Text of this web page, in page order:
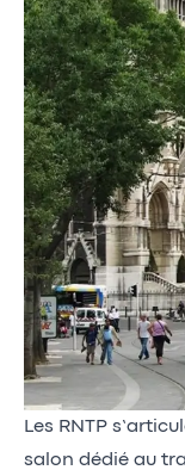
Les RNTP
salon dédié au